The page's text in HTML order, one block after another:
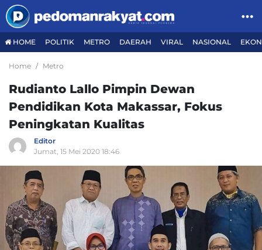
HOME POLITIK METRO DAERAH VIRAL NASIONAL
Home Metro
Rudianto Lallo Pimpin Dewan
Pendidikan Kota Makassar, Fokus
Peningkatan Kualitas
Editor
Jumat, 15 Mei 2020 18:46